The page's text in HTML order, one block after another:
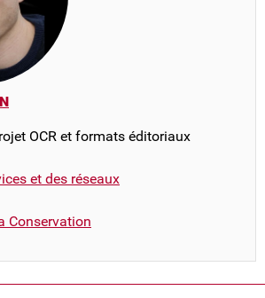
OCR et formats éditoriaux
et des réseaux
Conservation